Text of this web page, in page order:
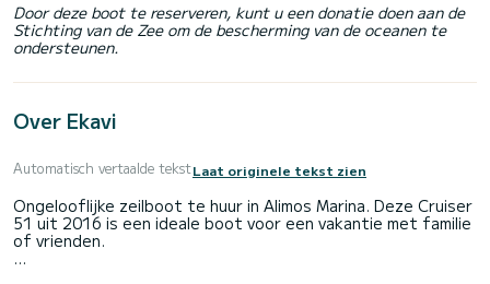
Door deze boot te reserveren, kunt u een donatie doen aan de
Stichting van de Zee om de bescherming van de oceanen te
ondersteunen.
Over Ekavi
Automatisch vertaalde tekstLaat originele tekst zien
Ongelooflijke zeilboot te huur in Alimos Marina. Deze Cruiser
51 uit 2016 is een ideale boot voor een vakantie met familie
of vrienden.